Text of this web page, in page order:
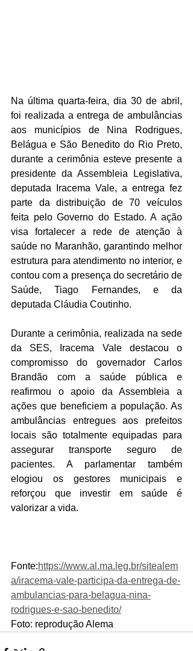
Na última quarta-feira, dia 30 de abril,
foi realizada a entrega de ambulâncias
aos municípios de Nina Rodrigues,
Belágua e São Benedito do Rio Preto,
durante a cerimônia esteve presente a
presidente da Assembleia Legislativa,
deputada Iracema Vale, a entrega fez
parte da distribuição de 70 veículos
feita pelo Governo do Estado. A ação
visa fortalecer a rede de atenção à
saúde no Maranhão, garantindo melhor
estrutura para atendimento no interior, e
contou com a presença do secretário de
Saúde, Tiago Fernandes, e da
deputada Cláudia Coutinho.
Durante a cerimônia, realizada na sede
da SES, Iracema Vale destacou o
compromisso do governador Carlos
Brandão com a saúde pública e
reafirmou o apoio da Assembleia a
ações que beneficiem a população. As
ambulâncias entregues aos prefeitos
locais são totalmente equipadas para
assegurar transporte seguro de
pacientes. A parlamentar também
elogiou os gestores municipais e
reforçou que investir em saúde é
valorizar a vida.
Fonte:https://www.al.ma.leg.br/sitealem
a/iracema-vale-participa-da-entrega-de-
ambulancias-para-belagua-nina-
rodrigues-e-sao-benedito/
Foto: reprodução Alema